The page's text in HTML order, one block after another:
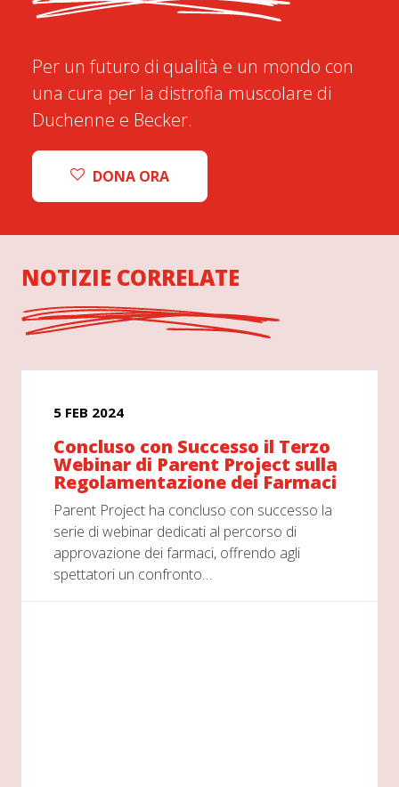
Per un futuro di qualità e un mondo con
una cura per la distrofia muscolare di
Duchenne e Becker.
DONA ORA
NOTIZIE CORRELATE
5 FEB 2024
Concluso con Successo il Terzo
Webinar di Parent Project sulla
Regolamentazione dei Farmaci
Parent Project ha concluso con successo la
serie di webinar dedicati al percorso di
approvazione dei farmaci, offrendo agli
spettatori un confronto…